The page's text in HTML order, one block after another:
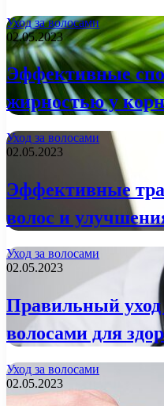
Уход за волосами
02.05.2023
Эффективные
жирностью у
Уход за волосами
02.05.2023
Эффективные
волос и
Уход за волосами
02.05.2023
Правильный уход
волосами для
Уход за волосами
02.05.2023